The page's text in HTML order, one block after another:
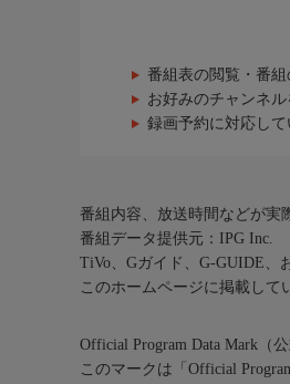
番組表の閲覧・番
お好みのチャンネ
録画予約に対応し
番組内容、放送時間などが実
番組データ提供元：IPG Inc.
TiVo、Gガイド、G-GUIDE、
このホームページに掲載して
Official Program Data Mark（
このマークは「Official